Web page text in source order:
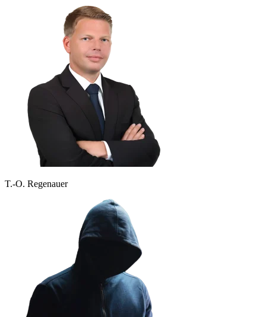
T.-O. Regenauer